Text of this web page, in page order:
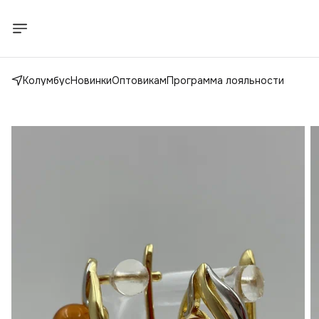
КолумбусНовинкиОптовикамПрограмма лояльности